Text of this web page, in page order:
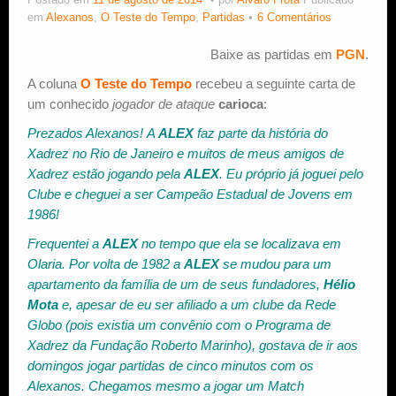
em Alexanos, O Teste do Tempo, Partidas 6 Comentários
Baixe as partidas em PGN.
A coluna O Teste do Tempo recebeu a seguinte carta de
um conhecido jogador de ataque carioca:
Prezados Alexanos! A ALEXfaz parte da história do
Xadrez no Rio de Janeiro e muitos de meus amigos de
Xadrez estão jogando pela ALEX. Eu próprio já joguei pelo
Clube e cheguei a serCampeão Estadual de Jovens em
1986!
Frequentei a ALEXno tempo que ela se localizava em
Olaria. Por volta de 1982 a ALEXse mudou para um
apartamento da família de um de seus fundadores, Hélio
Mota e, apesar de eu ser afiliado a um clube da Rede
Globo (pois existia um convênio com o Programa de
Xadrez da Fundação Roberto Marinho), gostava de ir aos
domingos jogar partidas de cinco minutos com os
Alexanos. Chegamos mesmo a jogar um Match